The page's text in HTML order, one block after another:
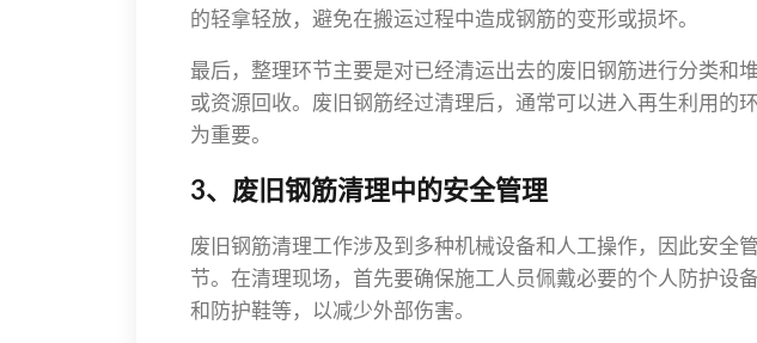
的轻拿轻放，避免在搬运过程中造成钢筋的变形或损坏。
最后，整理环节主要是对已经清运出去的废旧钢筋进行分类和
或资源回收。废旧钢筋经过清理后，通常可以进入再生利用的
为重要。
3、废旧钢筋清理中的安全管理
废旧钢筋清理工作涉及到多种机械设备和人工操作，因此安全
节。在清理现场，首先要确保施工人员佩戴必要的个人防护设
和防护鞋等，以减少外部伤害。